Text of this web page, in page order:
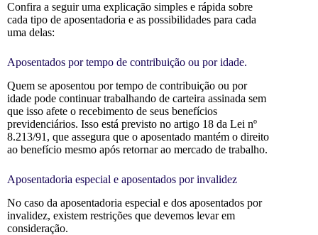
Confira a seguir uma explicação simples e rápida sobre
cada tipo de aposentadoria e as possibilidades para cada
uma delas:
Aposentados por tempo de contribuição ou por idade.
Quem se aposentou por tempo de contribuição ou por
idade pode continuar trabalhando de carteira assinada sem
que isso afete o recebimento de seus benefícios
previdenciários. Isso está previsto no artigo 18 da Lei nº
8.213/91, que assegura que o aposentado mantém o direito
ao benefício mesmo após retornar ao mercado de trabalho.
Aposentadoria especial e aposentados por invalidez
No caso da aposentadoria especial e dos aposentados por
invalidez, existem restrições que devemos levar em
consideração.